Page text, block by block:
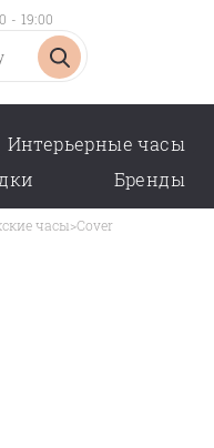
- 19:00
Интерьерные часы
Бренды
часы>Cover